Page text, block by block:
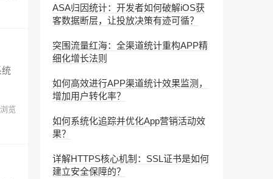
统
浏览
ASA归因统计：开发者如何破解iOS获
客数据断层，让投放决策有迹可循？
突围流量红海：全渠道统计重构APP精
细化增长法则
如何高效进行APP渠道统计效果监测，
增加用户转化率？
如何系统化追踪并优化App营销活动效
果？
详解HTTPS核心机制：SSL证书是如何
建立安全保障的？